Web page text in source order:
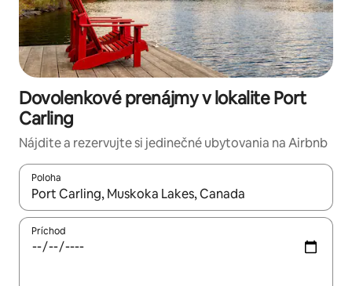
Dovolenkové prenájmy v lokalite Port
Carling
Nájdite a rezervujte si jedinečné ubytovania na Airbnb
Poloha
Keď budú výsledky k dispozícii, môžete si ich prechádzať
Príchod